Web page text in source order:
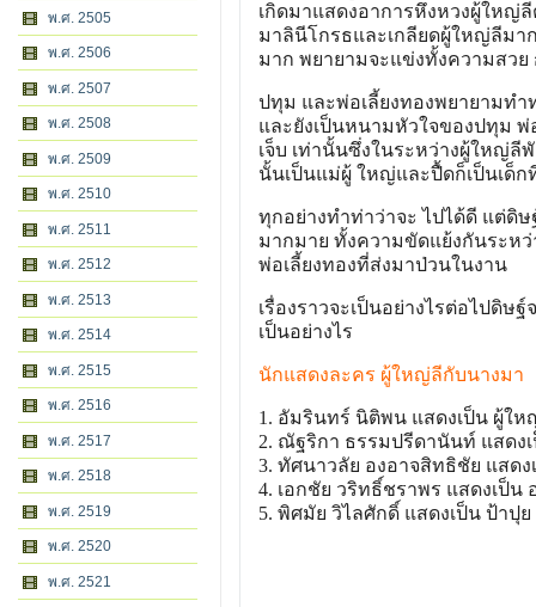
พ.ศ. 2505
พ.ศ. 2506
พ.ศ. 2507
พ.ศ. 2508
พ.ศ. 2509
พ.ศ. 2510
พ.ศ. 2511
พ.ศ. 2512
พ.ศ. 2513
พ.ศ. 2514
พ.ศ. 2515
พ.ศ. 2516
พ.ศ. 2517
พ.ศ. 2518
พ.ศ. 2519
พ.ศ. 2520
พ.ศ. 2521
เกิดมาแสดงอาการหึงหวงผู้ใหญ่
มาลินีโกรธและเกลียดผู้ใหญ่ลีม
มาก พยายามจะแข่งทั้งความสว
ปทุม และพ่อเลี้ยงทองพยายามท
และยังเป็นหนามหัวใจของปทุม พ่
เจ็บ เท่านั้นซึ่งในระหว่างผู้ใหญ่
นั้นเป็นแม่ผู้ ใหญ่และปื้ดก็เป็นเด็ก
ทุกอย่างทำท่าว่าจะ ไปได้ดี แต่ดิ
มากมาย ทั้งความขัดแย้งกันระห
พ่อเลี้ยงทองที่ส่งมาป่วนในงาน
เรื่องราวจะเป็นอย่างไรต่อไปดิ
เป็นอย่างไร
นักแสดงละคร ผู้ใหญ่ลีกับนางมา
1. อัมรินทร์ นิติพน แสดงเป็น ผู้ให
2. ณัฐริกา ธรรมปรีดานันท์ แสดง
3. ทัศนาวลัย องอาจสิทธิชัย แสดง
4. เอกชัย วริทธิ์ชราพร แสดงเป็น
5. พิศมัย วิไลศักดิ์ แสดงเป็น ป้าปุย